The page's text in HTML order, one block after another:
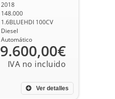
2018
148.000
1.6BLUEHDI 100CV
Diesel
Automático
Ver detalles
9.600,00€